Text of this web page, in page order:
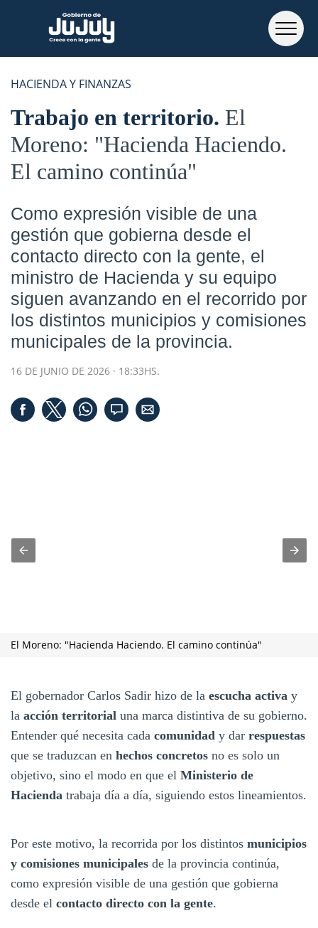
HACIENDA Y FINANZAS
Trabajo en territorio El
Moreno: "Hacienda Haciendo.
El camino continúa"
Como expresión visible de una
gestión que gobierna desde el
contacto directo con la gente, el
ministro de Hacienda y su equipo
siguen avanzando en el recorrido por
los distintos municipios y comisiones
municipales de la provincia.
16 DE JUNIO DE 2026 · 18:33HS.
El Moreno: "Hacienda Haciendo. El camino continúa"
El gobernador Carlos Sadir hizo de la escucha activa y
la acción territorial una marca distintiva de su gobierno.
Entender qué necesita cada comunidad y dar respuestas
que se traduzcan en hechos concretos no es solo un
objetivo, sino el modo en que el Ministerio de
Hacienda trabaja día a día, siguiendo estos lineamientos.
Por este motivo, la recorrida por los distintos municipios
y comisiones municipales de la provincia continúa,
como expresión visible de una gestión que gobierna
desde el contacto directo con la gente.